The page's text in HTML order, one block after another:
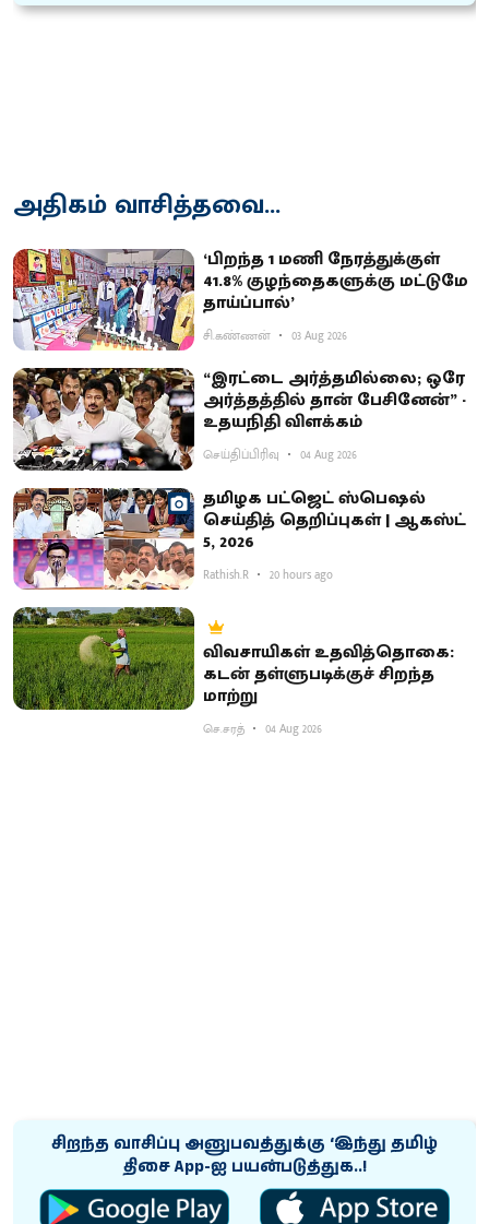
அதிகம் வாசித்தவை...
‘பிறந்த 1 மணி நேரத்துக்குள்
41.8% குழந்தைகளுக்கு மட்டுமே
தாய்ப்பால்’
சி.கண்ணன் 03 Aug 2026
“இரட்டை அர்த்தமில்லை; ஒரே
அர்த்தத்தில் தான் பேசினேன்” -
உதயநிதி விளக்கம்
செய்திப்பிரிவு 04 Aug 2026
தமிழக பட்ஜெட் ஸ்பெஷல்
செய்தித் தெறிப்புகள் | ஆகஸ்ட்
5, 2026
Rathish.R 20 hours ago
விவசாயிகள் உதவித்தொகை:
கடன் தள்ளுபடிக்குச் சிறந்த
மாற்று
செ.சரத் 04 Aug 2026
சிறந்த வாசிப்பு அனுபவத்துக்கு ‘இந்து தமிழ்
திசை App-ஐ பயன்படுத்துக..!